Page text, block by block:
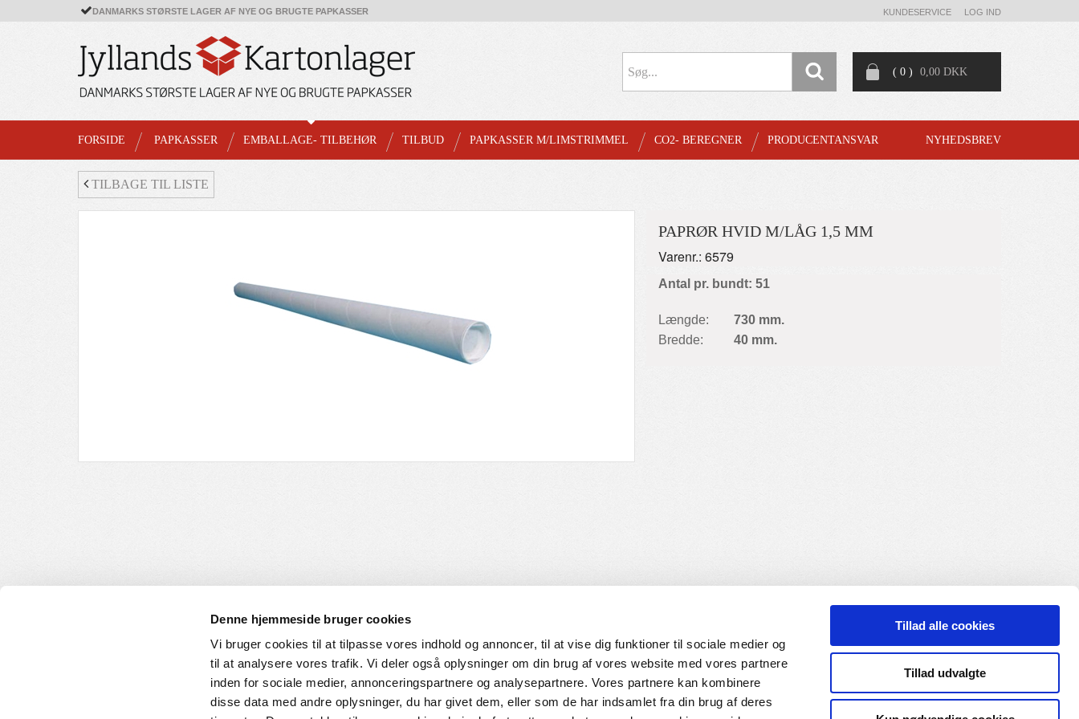
Denne hjemmeside bruger cookies
Vi bruger cookies til at tilpasse vores indhold og annoncer, til at vise dig funktioner til sociale medier og
til at analysere vores trafik. Vi deler også oplysninger om din brug af vores website med vores partnere
inden for sociale medier, annonceringspartnere og analysepartnere. Vores partnere kan kombinere
disse data med andre oplysninger, du har givet dem, eller som de har indsamlet fra din brug af deres
Tillad alle cookies
Tillad udvalgte
DANMARKS STØRSTE LAGER AF NYE OG BRUGTE PAPKASSER KUNDESERVICE LOG IND
( 0 ) 0,00 DKK
FORSIDE PAPKASSER EMBALLAGE- TILBEHØR TILBUD PAPKASSER M/LIMSTRIMMEL CO2- BEREGNER PRODUCENTANSVAR NYHEDSBREV
TILBAGE TIL LISTE
PAPRØR HVID M/LÅG 1,5 MM
Varenr.: 6579
Antal pr. bundt: 51
Længde:
730 mm.
Bredde:
40 mm.
KUNDESERVICE
Handelsbetingelser
HVORDAN HANDLER DU
Login til web-shop